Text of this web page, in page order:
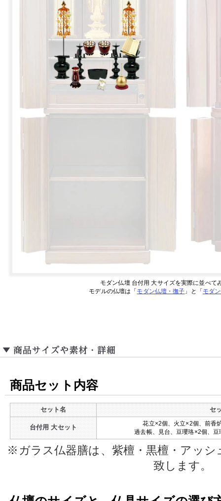
モダン仏壇 台付用 大サイズを実際に並べて
モデルの仏壇は「 モダン仏壇・撫子 」と「 モダ
商品セット内容
セット名 セ
台付用 大セット
花立×2個、火立×2個、前香
過去帳、見台、豆瓔珞×2個、
※ガラス仏器膳は、紫檀・黒檀・アッ
致します。